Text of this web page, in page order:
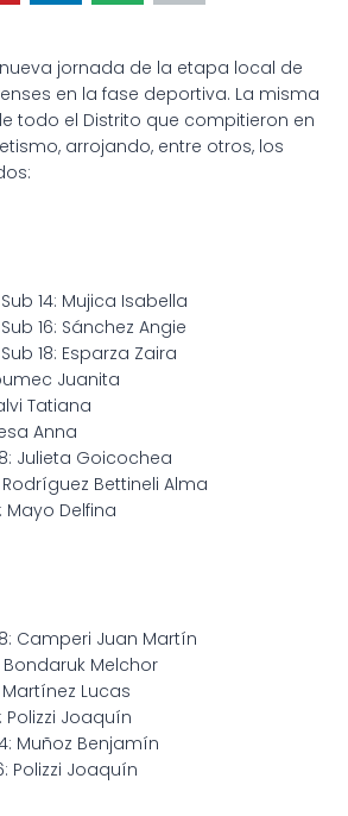
jornada de la etapa local de
en la fase deportiva. La misma
todo el Distrito que compitieron en
arrojando, entre otros, los
14: Mujica Isabella
16: Sánchez Angie
18: Esparza Zaira
Juanita
Tatiana
Anna
Julieta Goicochea
Bettineli Alma
Mayo Delfina
Camperi Juan Martín
Bondaruk Melchor
Lucas
Polizzi Joaquín
Muñoz Benjamín
Polizzi Joaquín